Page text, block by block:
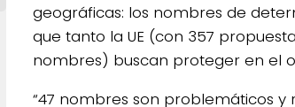
geográficas: los nombres de
que tanto la UE (con 357
nombres) buscan proteger en el
“47 nombres son problemáticos y